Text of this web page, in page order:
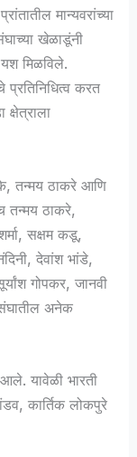
मान्यवरांच्या
खेळाडूंनी
मिळविले.
प्रतिनिधित्व करत
क्षेत्राला
तन्मय ठाकरे आणि
तन्मय ठाकरे,
सक्षम कडू,
देवांश भांडे,
गोपकर, जानवी
अनेक
यावेळी भारती
कार्तिक लोकपुरे